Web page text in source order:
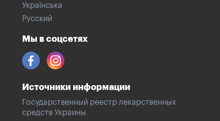
Українська
Русский
Мы в соцсетях
Источники информации
Государственный реестр лекарственных
средств Украины